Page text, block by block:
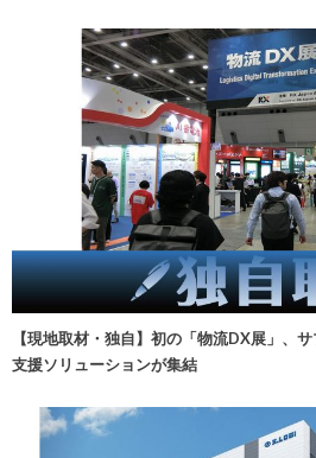
【現地取材・独自】初の「物流DX展」、
支援ソリューションが集結